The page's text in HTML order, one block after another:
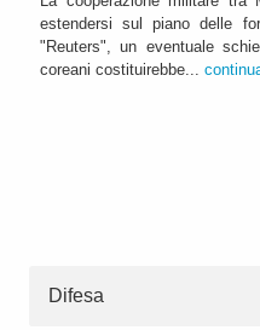
estendersi sul piano delle
"Reuters", un eventuale
coreani costituirebbe...
Difesa